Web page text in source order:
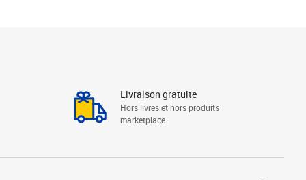
Livraison gratuite
Hors livres et hors produits
marketplace